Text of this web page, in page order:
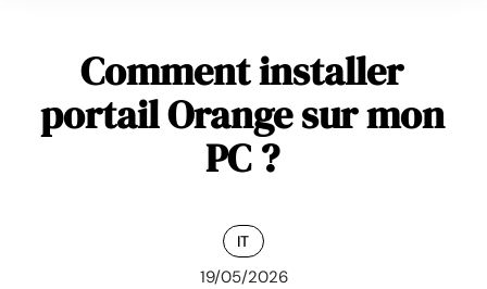
Comment installer
portail Orange sur mon
PC ?
IT
19/05/2026